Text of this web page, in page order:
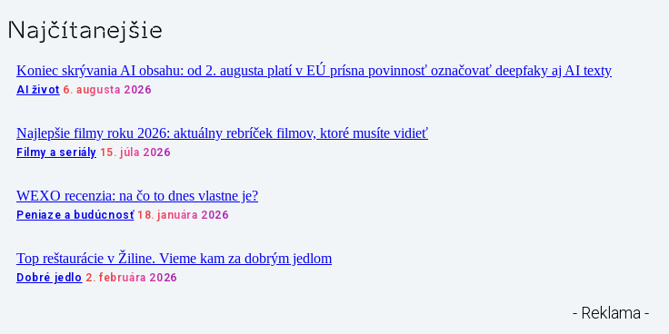
Najčítanejšie
Koniec skrývania AI obsahu: od 2. augusta platí v EÚ prísna povinnosť označovať deepfaky aj AI texty
AI život 6. augusta 2026
Najlepšie filmy roku 2026: aktuálny rebríček filmov, ktoré musíte vidieť
Filmy a seriály 15. júla 2026
WEXO recenzia: na čo to dnes vlastne je?
Peniaze a budúcnosť 18. januára 2026
Top reštaurácie v Žiline. Vieme kam za dobrým jedlom
Dobré jedlo 2. februára 2026
- Reklama -